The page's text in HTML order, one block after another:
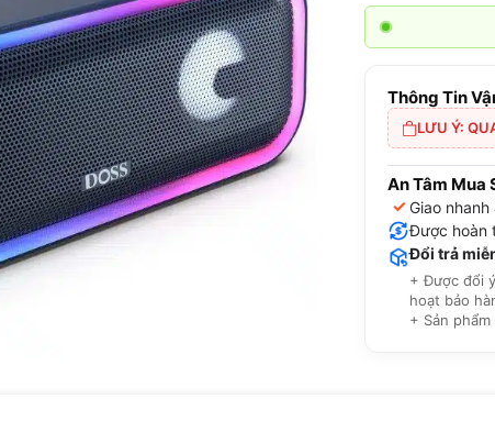
Thông Tin
LƯU Ý:
An Tâm Mua
✓ Giao
Được hoàn
Đổi trả
+ Được đổi
hoạt bảo
+ Sản